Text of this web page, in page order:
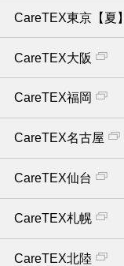
CareTEX東京【夏】
CareTEX大阪
CareTEX福岡
CareTEX名古屋
CareTEX仙台
CareTEX札幌
CareTEX北陸